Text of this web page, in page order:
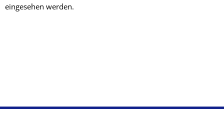
eingesehen werden.